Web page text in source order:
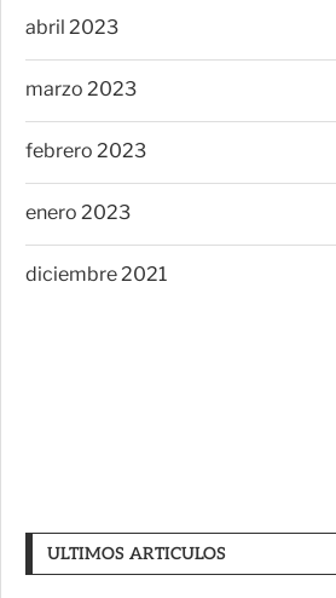
abril 2023
marzo 2023
febrero 2023
enero 2023
diciembre 2021
ULTIMOS ARTICULOS